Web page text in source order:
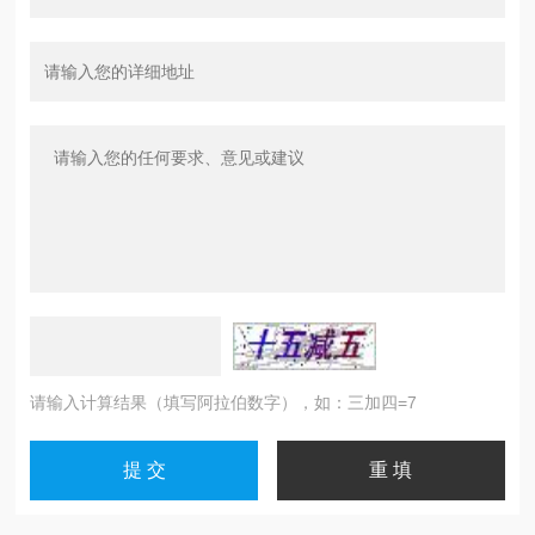
请输入计算结果（填写阿拉伯数字），如：三加四=7